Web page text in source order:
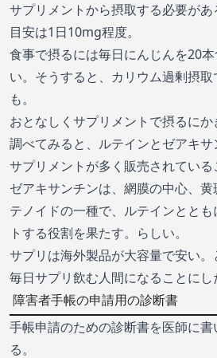
サプリメントから摂取する必要があ
目安は1日10mg程度。
食事で摂るには毎日にんじんを20
い。そうすると、カリウム過剰摂
も。
おとなしくサプリメントで摂るにか
調べてみると、ルテインとゼアキ
サプリメントが多く販売されている
ゼアキサンチンは、網膜の中心、
テノイドの一種で、ルテインとと
トする役割を果たす。らしい。
サプリは海外製品が大容量で安い
毎日サプリ飲む人間になることにし
障害者手帳の申請用の診断書
手帳申請のための診断書を医師に
る。